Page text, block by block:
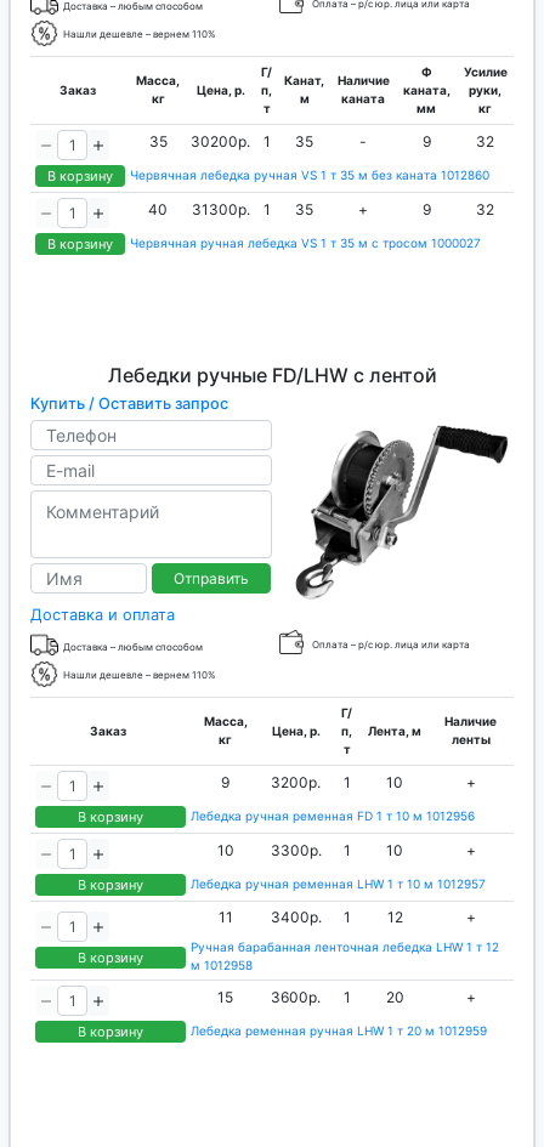
Доставка – любым способом Оплата – р/с юр. лица или карта
Нашли дешевле – вернем 110%
Заказ
Масса,
кг
Цена, р.
Г/
п,
т
Канат,
м
Наличие
каната
Ф
каната,
мм
Усилие
руки,
кг
В корзину
35 30200р. 1 35 - 9 32
Червячная лебедка ручная VS 1 т 35 м без каната 1012860
В корзину
40 31300р. 1 35 + 9 32
Червячная ручная лебедка VS 1 т 35 м с тросом 1000027
Лебедки ручные FD/LHW с лентой
Купить / Оставить запрос
Отправить
Доставка и оплата
Доставка – любым способом Оплата – р/с юр. лица или карта
Нашли дешевле – вернем 110%
Заказ
Масса,
кг
Цена, р.
Г/
п,
т
Лента, м
Наличие
ленты
В корзину
9 3200р. 1 10 +
Лебедка ручная ременная FD 1 т 10 м 1012956
В корзину
10 3300р. 1 10 +
Лебедка ручная ременная LHW 1 т 10 м 1012957
В корзину
11 3400р. 1 12 +
Ручная барабанная ленточная лебедка LHW 1 т 12
м 1012958
В корзину
15 3600р. 1 20 +
Лебедка ременная ручная LHW 1 т 20 м 1012959